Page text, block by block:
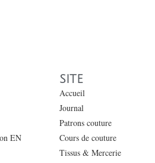
EN
SITE
Accueil
Journal
Patrons couture
Cours de couture
Tissus & Mercerie